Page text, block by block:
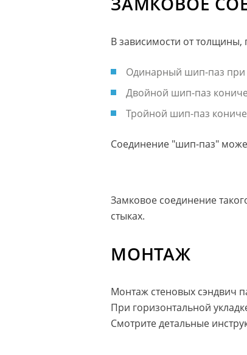
В зависимости от
Одинарный шип-паз
Двойной шип-паз
Тройной шип-паз
Соединение "шип-паз"
Замковое соединение
стыках.
МОНТАЖ
Монтаж стеновых сэндвич
При горизонтальной
Смотрите детальные